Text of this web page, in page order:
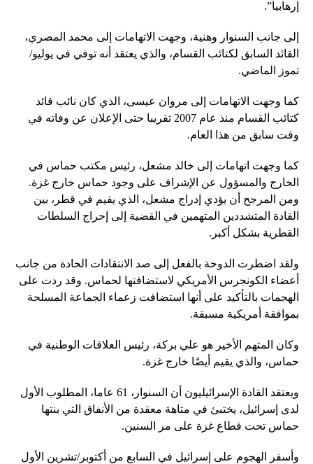
إرهابياً”.
إلى جانب السنوار وهنية، وجهت الاتهامات إلى محمد المصري،
القائد السابق لكتائب القسام، والذي يعتقد أنه توفي في يوليو/
تموز الماضي.
كما وجهت الاتهامات إلى مروان عيسى، الذي كان نائب قائد
كتائب القسام منذ عام 2007 تقريبا حتى الإعلان عن وفاته في
وقت سابق من هذا العام.
كما وجهت اتهامات إلى خالد مشعل، رئيس مكتب حماس في
الخارج والمسؤول عن الإشراف على وجود حماس خارج غزة.
ومن المرجح أن يؤدي إدراج مشعل، الذي يقيم في قطر، بين
القادة المتشددين المتهمين في القضية إلى إحراج السلطات
القطرية بشكل أكبر.
ولقد اضطرت الدوحة بالفعل إلى صد الانتقادات الحادة من جانب
أعضاء الكونجرس الأمريكي لاستضافتها لحماس. وقد ردت على
الهجمات بالتأكيد على أنها استضافت زعماء الجماعة المسلحة
بموافقة أمريكية مسبقة.
وكان المتهم الأخير هو علي بركة، رئيس العلاقات الوطنية في
حماس، والذي يقيم أيضًا خارج غزة.
ويعتقد القادة الإسرائيليون أن السنوار، 61 عاما، المطلوب الأول
لدى إسرائيل، يختبئ في متاهة معقدة من الأنفاق التي بنتها
حماس تحت قطاع غزة على مر السنين.
وأسفر الهجوم على إسرائيل في السابع من أكتوبر/تشرين الأول